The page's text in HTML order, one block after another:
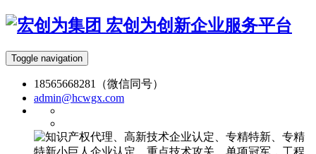
宏创为创新企业服务平台
Toggle navigation
18565668281（微信同号）
admin@hcwgx.com